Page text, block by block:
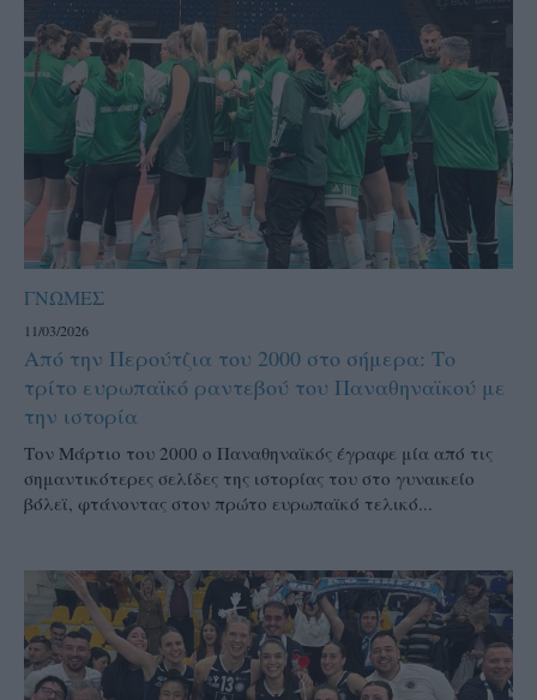
ΓΝΩΜΕΣ
11/03/2026
Από την Περούτζια του 2000 στο σήμερα: Tο
τρίτο ευρωπαϊκό ραντεβού του Παναθηναϊκού με
την ιστορία
Τον Μάρτιο του 2000 ο Παναθηναϊκός έγραφε μία από τις
σημαντικότερες σελίδες της ιστορίας του στο γυναικείο
βόλεϊ, φτάνοντας στον πρώτο ευρωπαϊκό τελικό...